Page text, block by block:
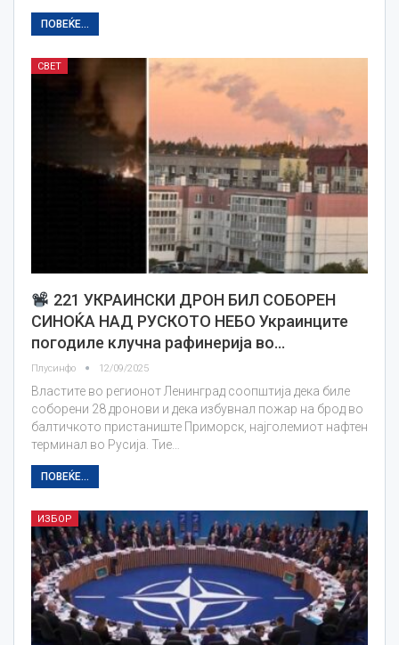
ПОВЕЌЕ...
СВЕТ
221 УКРАИНСКИ ДРОН БИЛ СОБОРЕН
СИНОЌА НАД РУСКОТО НЕБО Украинците
погодиле клучна рафинерија во…
Плусинфо 12/09/2025
Властите во регионот Ленинград соопштија дека биле
соборени 28 дронови и дека избувнал пожар на брод во
балтичкото пристаниште Приморск, најголемиот нафтен
терминал во Русија. Тие…
ПОВЕЌЕ...
ИЗБОР